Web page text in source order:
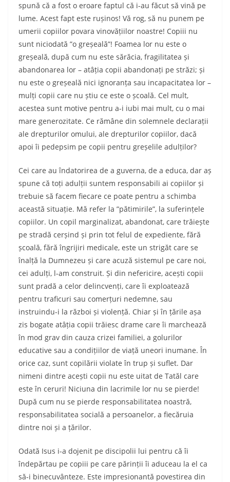
spună că a fost o eroare faptul că i-au făcut să vină pe
lume. Acest fapt este rușinos! Vă rog, să nu punem pe
umerii copiilor povara vinovățiilor noastre! Copiii nu
sunt niciodată ”o greșeală”! Foamea lor nu este o
greșeală, după cum nu este sărăcia, fragilitatea și
abandonarea lor – atâția copii abandonați pe străzi; și
nu este o greșeală nici ignoranța sau incapacitatea lor –
mulți copii care nu știu ce este o școală. Cel mult,
acestea sunt motive pentru a-i iubi mai mult, cu o mai
mare generozitate. Ce rămâne din solemnele declarații
ale drepturilor omului, ale drepturilor copiilor, dacă
apoi îi pedepsim pe copii pentru greșelile adulților?
Cei care au îndatorirea de a guverna, de a educa, dar aș
spune că toți adulții suntem responsabili ai copiilor și
trebuie să facem fiecare ce poate pentru a schimba
această situație. Mă refer la ”pătimirile”, la suferințele
copiilor. Un copil marginalizat, abandonat, care trăiește
pe stradă cerșind și prin tot felul de expediente, fără
școală, fără îngrijiri medicale, este un strigăt care se
înalță la Dumnezeu și care acuză sistemul pe care noi,
cei adulți, l-am construit. Și din nefericire, acești copii
sunt pradă a celor delincvenți, care îi exploatează
pentru traficuri sau comerțuri nedemne, sau
instruindu-i la război și violență. Chiar și în țările așa
zis bogate atâția copii trăiesc drame care îi marchează
în mod grav din cauza crizei familiei, a golurilor
educative sau a condițiilor de viață uneori inumane. În
orice caz, sunt copilării violate în trup și suflet. Dar
nimeni dintre acești copii nu este uitat de Tatăl care
este în ceruri! Niciuna din lacrimile lor nu se pierde!
După cum nu se pierde responsabilitatea noastră,
responsabilitatea socială a persoanelor, a fiecăruia
dintre noi și a țărilor.
Odată Isus i-a dojenit pe discipolii lui pentru că îi
îndepărtau pe copiii pe care părinții îi aduceau la el ca
să-i binecuvânteze. Este impresionantă povestirea din